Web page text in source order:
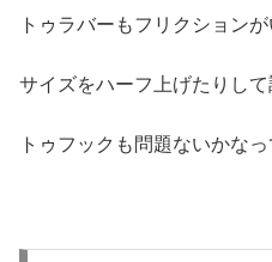
トゥラバーもフリクション
サイズをハーフ上げたりし
トゥフックも問題ないかなっ